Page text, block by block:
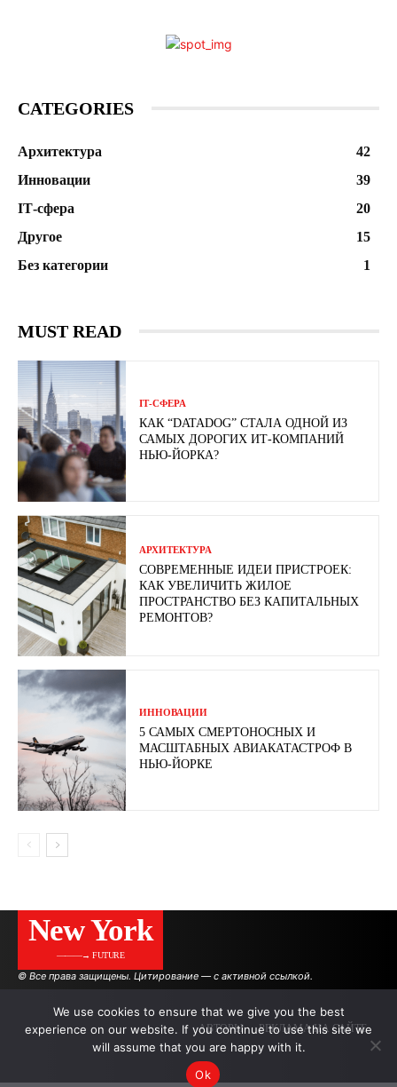
CATEGORIES
Архитектура
42
Инновации
39
ІТ-сфера
20
Другое
15
Без категории
1
MUST READ
ІТ-СФЕРА
КАК “DATADOG” СТАЛА ОДНОЙ ИЗ
САМЫХ ДОРОГИХ ИТ-КОМПАНИЙ
НЬЮ-ЙОРКА?
АРХИТЕКТУРА
СОВРЕМЕННЫЕ ИДЕИ ПРИСТРОЕК:
КАК УВЕЛИЧИТЬ ЖИЛОЕ
ПРОСТРАНСТВО БЕЗ КАПИТАЛЬНЫХ
РЕМОНТОВ?
ИННОВАЦИИ
5 САМЫХ СМЕРТОНОСНЫХ И
МАСШТАБНЫХ АВИАКАТАСТРОФ В
НЬЮ-ЙОРКЕ
New York
———→ FUTURE
© Все права защищены. Цитирование — с активной ссылкой.
АВТОРЫ РЕКЛАМА НА САЙТЕ
We use cookies to ensure that we give you the best
experience on our website. If you continue to use this site we
will assume that you are happy with it.
Ok